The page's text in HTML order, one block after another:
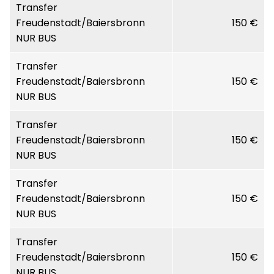
Transfer
Freudenstadt/Baiersbronn
NUR BUS
150 €
Transfer
Freudenstadt/Baiersbronn
NUR BUS
150 €
Transfer
Freudenstadt/Baiersbronn
NUR BUS
150 €
Transfer
Freudenstadt/Baiersbronn
NUR BUS
150 €
Transfer
Freudenstadt/Baiersbronn
150 €